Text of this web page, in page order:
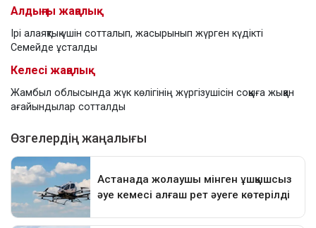
Алдыңғы жаңалық
Ірі алаяқтық үшін сотталып, жасырынып жүрген күдікті
Семейде ұсталды
Келесі жаңалық
Жамбыл облысында жүк көлігінің жүргізушісін соққыға жыққан
ағайындылар сотталды